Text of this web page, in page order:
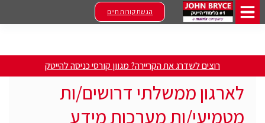
הגשת קורות חיים
רוצים לשדרג את הקריירה? מגוון קורסי כניסה להייטק
לארגון ממשלתי דרושים/ות
מטמיעי/ות מערכות מידע